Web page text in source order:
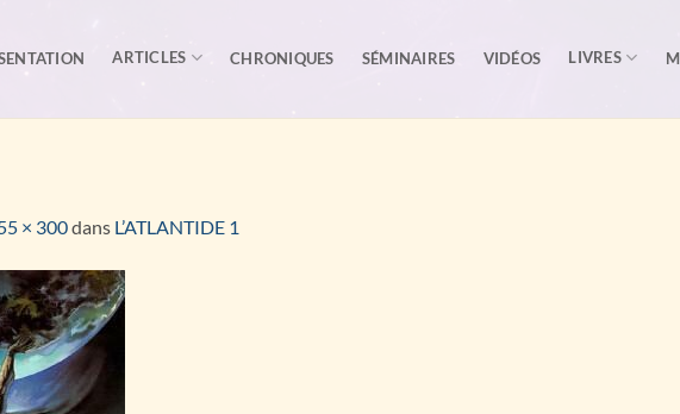
ARTICLES CHRONIQUES SÉMINAIRES VIDÉOS LIVRES
× 300dans L’ATLANTIDE 1